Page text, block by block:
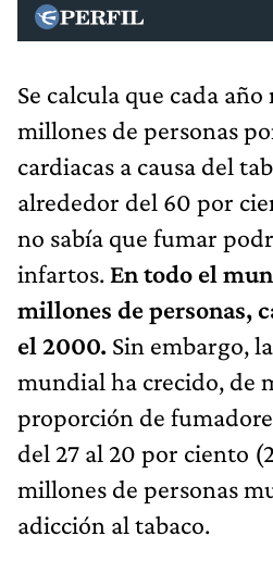
Se calcula que cada
millones de personas
cardiacas a causa del
alrededor del 60 por
no sabía que fumar
infartos. En todo el
millones de personas,
el 2000. Sin embargo,
mundial ha crecido, de
proporción de
del 27 al 20 por ciento
millones de personas
adicción al tabaco.